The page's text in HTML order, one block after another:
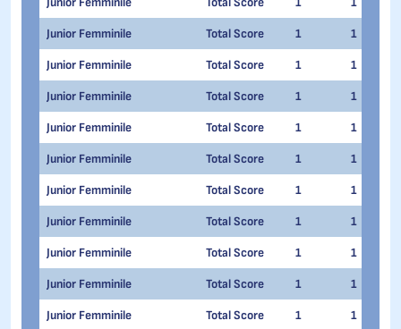
Junior Femminile Total Score 1 1
Junior Femminile Total Score 1 1
Junior Femminile Total Score 1 1
Junior Femminile Total Score 1 1
Junior Femminile Total Score 1 1
Junior Femminile Total Score 1 1
Junior Femminile Total Score 1 1
Junior Femminile Total Score 1 1
Junior Femminile Total Score 1 1
Junior Femminile Total Score 1 1